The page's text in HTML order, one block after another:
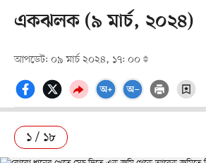
একঝলক (৯ মার্চ, ২০২৪)
আপডেট: ০৯ মার্চ ২০২৪, ১৭: ০০
১ / ১৮